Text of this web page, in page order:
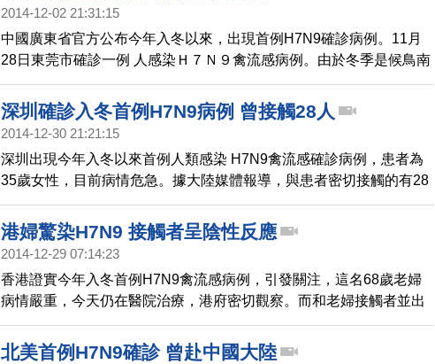
昨天確診是感染H5N6。而之前的兩個死亡案例，也都出現在中國大
感疫情也持續，上週又新增36起病例，疾管署提醒國人前往中國大陸
務必要提高警覺，避免接觸禽類。
2014-12-02 21:31:15
中國廣東省官方公布今年入冬以來，出現首例H7N9確診病例。11月
28日東莞市確診一例 人感染Ｈ７Ｎ９禽流感病例。由於冬季是候鳥南
遷及禽流感的好發季節，入秋以來，全中國通報8例H7N9禽流感確定
病例，其中已有2例死亡。 台灣疾病管制署提醒有計畫前往中國大陸
的民眾特別留意，避免前往傳統市場與接觸禽鳥。
深圳確診入冬首例H7N9病例 曾接觸28人
2014-12-30 21:21:15
深圳出現今年入冬以來首例人類感染 H7N9禽流感確診病例，患者為
35歲女性，目前病情危急。據大陸媒體報導，與患者密切接觸的有28
人，目前只有患者的小女兒出現感冒症狀。其他尚未發現異常症狀。
港婦驚染H7N9 接觸者呈陰性反應
2014-12-29 07:14:23
香港證實今年入冬首例H7N9禽流感病例，引發關注，這名68歲老婦
病情嚴重，今天仍在醫院治療，港府密切觀察。而和老婦接觸者並出
現病徵的人，經檢測後，都呈現陰性反應。
北美首例H7N9確診 曾赴中國大陸